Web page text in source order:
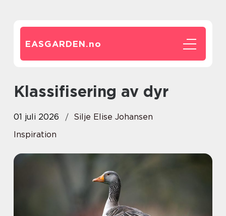
EASGARDEN.no
Klassifisering av dyr
01 juli 2026
Silje Elise Johansen
Inspiration